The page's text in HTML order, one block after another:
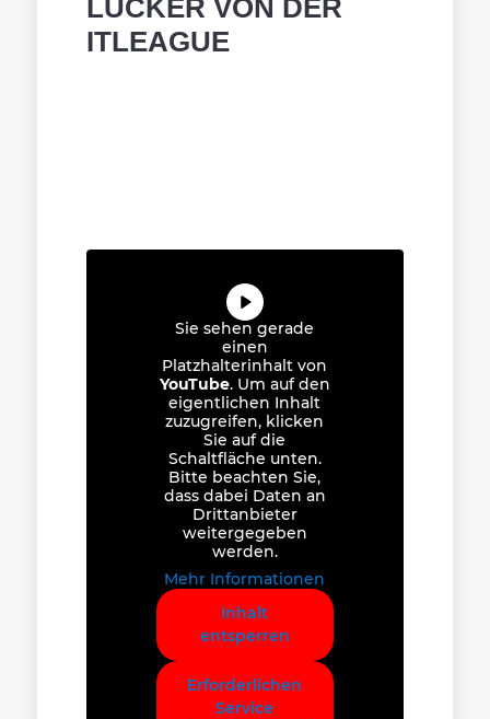
LÜCKER VON DER
ITLEAGUE
Sie sehen gerade
einen
Platzhalterinhalt von
YouTube. Um auf den
eigentlichen Inhalt
zuzugreifen, klicken
Sie auf die
Schaltfläche unten.
Bitte beachten Sie,
dass dabei Daten an
Drittanbieter
weitergegeben
werden.
Mehr Informationen
Inhalt
entsperren
Erforderlichen
Service